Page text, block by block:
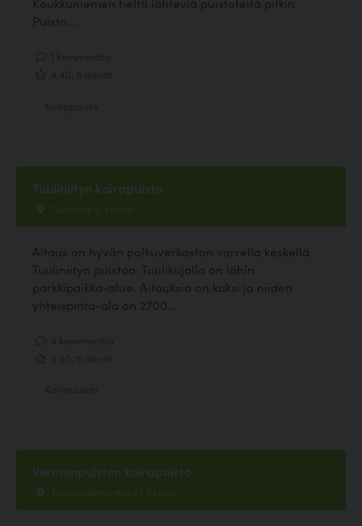
Puisto...
Tuuliniityn koirapuisto
Tuulikuja 3, Espoo
Aitaus on hyvän polkuverkoston varrella keskellä
Tuuliniityn puistoa. Tuulikujalla on lähin
parkkipaikka-alue. Aitauksia on kaksi ja niiden
yhteispinta-ala on 2700...
Vermonpuiston koirapuisto
Tarvonsalmenkatu 1, Espoo